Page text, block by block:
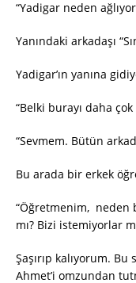
“Yadigar neden
Yanındaki arkadaşı
Yadigar’ın yanına
“Belki burayı daha
“Sevmem. Bütün
Bu arada bir erkek
“Öğretmenim, neden
mı? Bizi istemiyorlar
Şaşırıp kalıyorum. Bu
Ahmet’i omzundan